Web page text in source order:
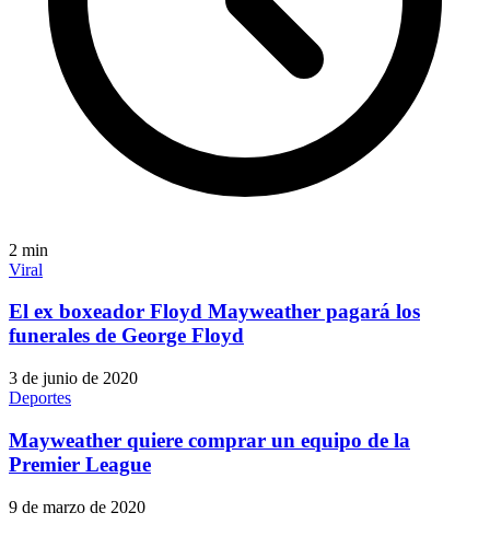
2 min
Viral
El ex boxeador Floyd Mayweather pagará los
funerales de George Floyd
3 de junio de 2020
Deportes
Mayweather quiere comprar un equipo de la
Premier League
9 de marzo de 2020